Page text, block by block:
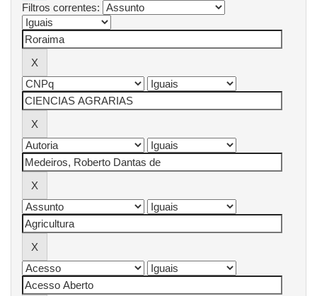
Filtros correntes: